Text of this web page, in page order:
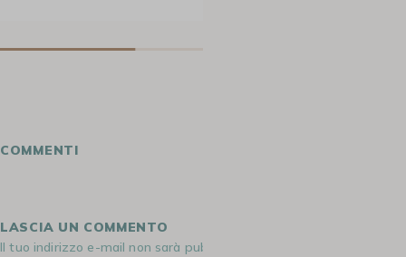
COMMENTI
LASCIA UN COMMENTO
Il tuo indirizzo e-mail non sarà pubblicato. I campi obbligatori sono